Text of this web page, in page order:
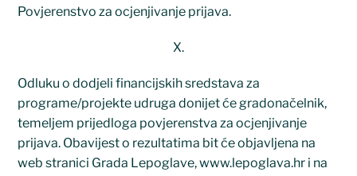
Povjerenstvo za ocjenjivanje prijava.
X.
Odluku o dodjeli financijskih sredstava za
programe/projekte udruga donijet će gradonačelnik,
temeljem prijedloga povjerenstva za ocjenjivanje
prijava. Obavijest o rezultatima bit će objavljena na
web stranici Grada Lepoglave, www.lepoglava.hr i na